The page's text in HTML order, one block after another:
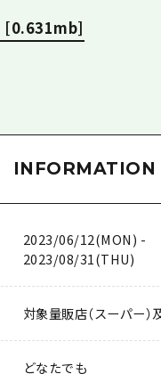
[0.631mb]
INFORMATION
2023/06/12(MON) -
2023/08/31(THU)
対象量販店（スーパー
どなたでも